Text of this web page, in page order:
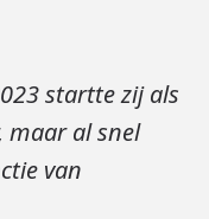
startte zij als
maar al snel
van